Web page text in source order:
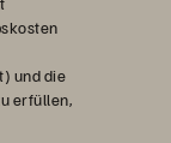
und die
erfüllen,